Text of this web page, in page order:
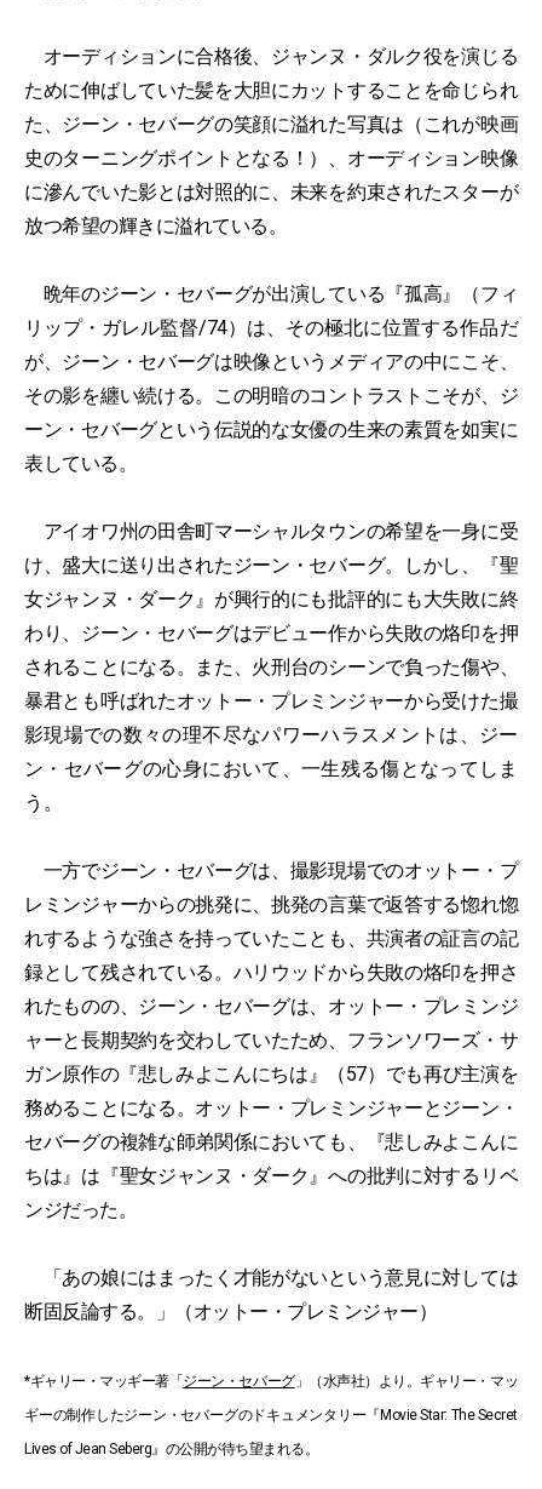
オーディションに合格後、ジャンヌ・ダルク役を演じる
ために伸ばしていた髪を大胆にカットすることを命じられ
た、ジーン・セバーグの笑顔に溢れた写真は（これが映画
史のターニングポイントとなる！）、オーディション映像
に滲んでいた影とは対照的に、未来を約束されたスターが
放つ希望の輝きに溢れている。
晩年のジーン・セバーグが出演している『孤高』（フィ
リップ・ガレル監督/74）は、その極北に位置する作品だ
が、ジーン・セバーグは映像というメディアの中にこそ、
その影を纏い続ける。この明暗のコントラストこそが、ジ
ーン・セバーグという伝説的な女優の生来の素質を如実に
表している。
アイオワ州の田舎町マーシャルタウンの希望を一身に受
け、盛大に送り出されたジーン・セバーグ。しかし、『聖
女ジャンヌ・ダーク』が興行的にも批評的にも大失敗に終
わり、ジーン・セバーグはデビュー作から失敗の烙印を押
されることになる。また、火刑台のシーンで負った傷や、
暴君とも呼ばれたオットー・プレミンジャーから受けた撮
影現場での数々の理不尽なパワーハラスメントは、ジー
ン・セバーグの心身において、一生残る傷となってしま
う。
一方でジーン・セバーグは、撮影現場でのオットー・プ
レミンジャーからの挑発に、挑発の言葉で返答する惚れ惚
れするような強さを持っていたことも、共演者の証言の記
録として残されている。ハリウッドから失敗の烙印を押さ
れたものの、ジーン・セバーグは、オットー・プレミンジ
ャーと長期契約を交わしていたため、フランソワーズ・サ
ガン原作の『悲しみよこんにちは』（57）でも再び主演を
務めることになる。オットー・プレミンジャーとジーン・
セバーグの複雑な師弟関係においても、『悲しみよこんに
ちは』は『聖女ジャンヌ・ダーク』への批判に対するリベ
ンジだった。
「あの娘にはまったく才能がないという意見に対しては
断固反論する。」（オットー・プレミンジャー）
*ギャリー・マッギー著「ジーン・セバーグ」（水声社）より。ギャリー・マッ
ギーの制作したジーン・セバーグのドキュメンタリー『Movie Star: The Secret
Lives of Jean Seberg』の公開が待ち望まれる。